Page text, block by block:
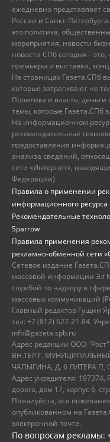
ежедневно представляет
России и Санкт-
это политика,
мероприятия, новости
новости СПб сегодня –
премьеры и выставки,
На страницах Газета.СПб
которые затрагивают не
Политика и власть, деньги
темы, которые Газета.СПб
На информационном
рекомендательные
предоставления
анализа сведений,
сети «Интернет»,
Федерации).
Правила о применении
информационного
Рекомендательные
Sparrow
Правила применения
рекламно-обменной сети
Сетевое издание
массовой информации Эл
службой по надзору в
массовых коммуникаций
Главный редактор Гущин
тел: +7 (812) 627-21-84.
info@gazeta.spb.ru
Адрес редакции ООО
ВН.ТЕР.Г.
ЧАПЫГИНА, Д. 6 ЛИТЕРА П,
Адрес учредителя: 197374,
дорога, дом 17, корпус 6,
Пожалуйста, все
опубликованном на
электронной почте.
По вопросам рекламы: